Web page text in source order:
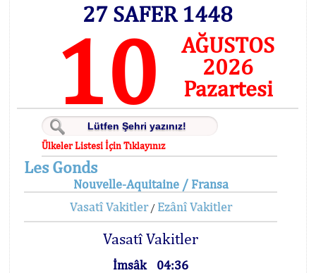
27 SAFER 1448
10
AĞUSTOS
2026
Pazartesi
Ülkeler Listesi İçin Tıklayınız
Les Gonds
Nouvelle-Aquitaine / Fransa
Vasatî Vakitler/ Ezânî Vakitler
Vasatî Vakitler
İmsâk
04:36